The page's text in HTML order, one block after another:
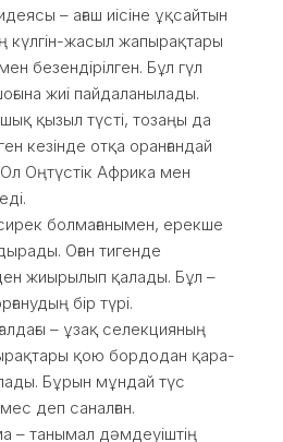
– ағаш иісіне ұқсайтын
күлгін-жасыл жапырақтары
безендірілген. Бұл гүл
жиі пайдаланылады.
қызыл түсті, тозаңы да
кезінде отқа оранғандай
Оңтүстік Африка мен
болмағанымен, ерекше
Оған тигенде
жиырылып қалады. Бұл –
бір түрі.
– ұзақ селекцияның
қою бордодан қара-
Бұрын мұндай түс
деп саналған.
– танымал дәмдеуіштің